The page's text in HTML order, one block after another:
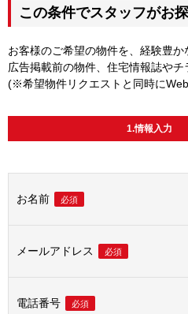
この条件でスタッフがお
お客様のご希望の物件を、経験豊
広告掲載前の物件、住宅情報誌や
(※希望物件リクエストと同時に
1.情報入力
お名前 必須
メールアドレス 必須
電話番号 必須